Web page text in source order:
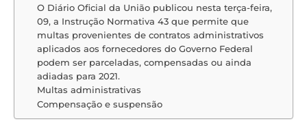
O Diário Oficial da União publicou nesta terça-feira,
09, a Instrução Normativa 43 que permite que
multas provenientes de contratos administrativos
aplicados aos fornecedores do Governo Federal
podem ser parceladas, compensadas ou ainda
adiadas para 2021.
Multas administrativas
Compensação e suspensão